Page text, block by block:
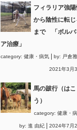
フィラリア強
から陰性に転じ
まで 「ボルバ
ア治療」
category: 健康・病気 by: 戸倉
2021年3月
馬の跛行（はこ
う）
category: 健康・
by: 進 由紀 2024年7月